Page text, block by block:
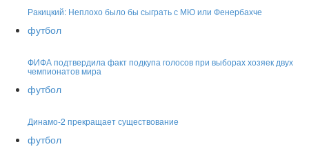
Ракицкий: Неплохо было бы сыграть с МЮ или Фенербахче
футбол
ФИФА подтвердила факт подкупа голосов при выборах хозяек двух
чемпионатов мира
футбол
Динамо-2 прекращает существование
футбол